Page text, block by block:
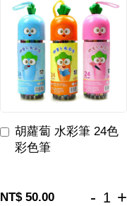
胡蘿蔔 水彩筆 24色
彩色筆
NT$ 50.00
- +